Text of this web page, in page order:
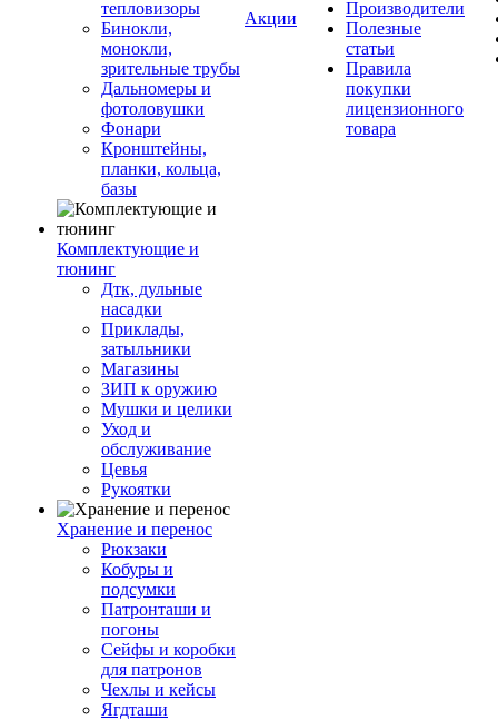
тепловизоры
Бинокли,
монокли,
зрительные трубы
Дальномеры и
фотоловушки
Фонари
Кронштейны,
планки, кольца,
базы
Комплектующие и
тюнинг
Дтк, дульные
насадки
Приклады,
затыльники
Магазины
ЗИП к оружию
Мушки и целики
Уход и
обслуживание
Цевья
Рукоятки
Хранение и перенос
Рюкзаки
Кобуры и
подсумки
Патронташи и
погоны
Сейфы и коробки
для патронов
Чехлы и кейсы
Ягдташи
Акции
Производители
Полезные
статьи
Правила
покупки
лицензионного
товара